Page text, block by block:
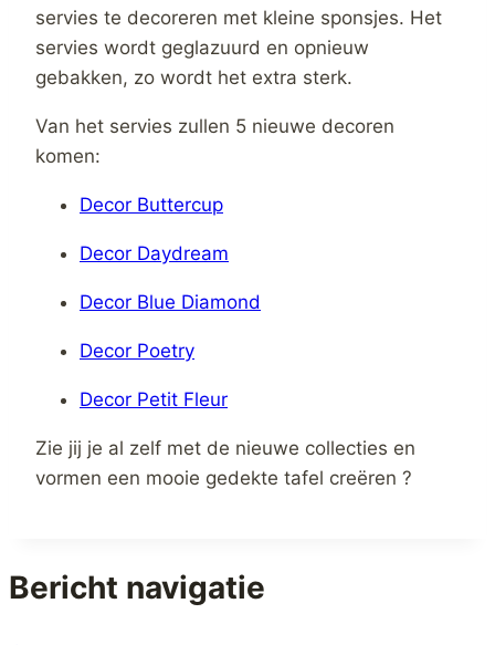
servies te decoreren met kleine sponsjes. Het
servies wordt geglazuurd en opnieuw
gebakken, zo wordt het extra sterk.
Van het servies zullen 5 nieuwe decoren
komen:
Decor Buttercup
Decor Daydream
Decor Blue Diamond
Decor Poetry
Decor Petit Fleur
Zie jij je al zelf met de nieuwe collecties en
vormen een mooie gedekte tafel creëren ?
Bericht navigatie